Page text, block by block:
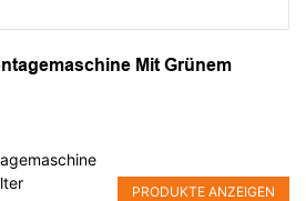
Mit Grünem
PRODUKTE ANZEIGEN